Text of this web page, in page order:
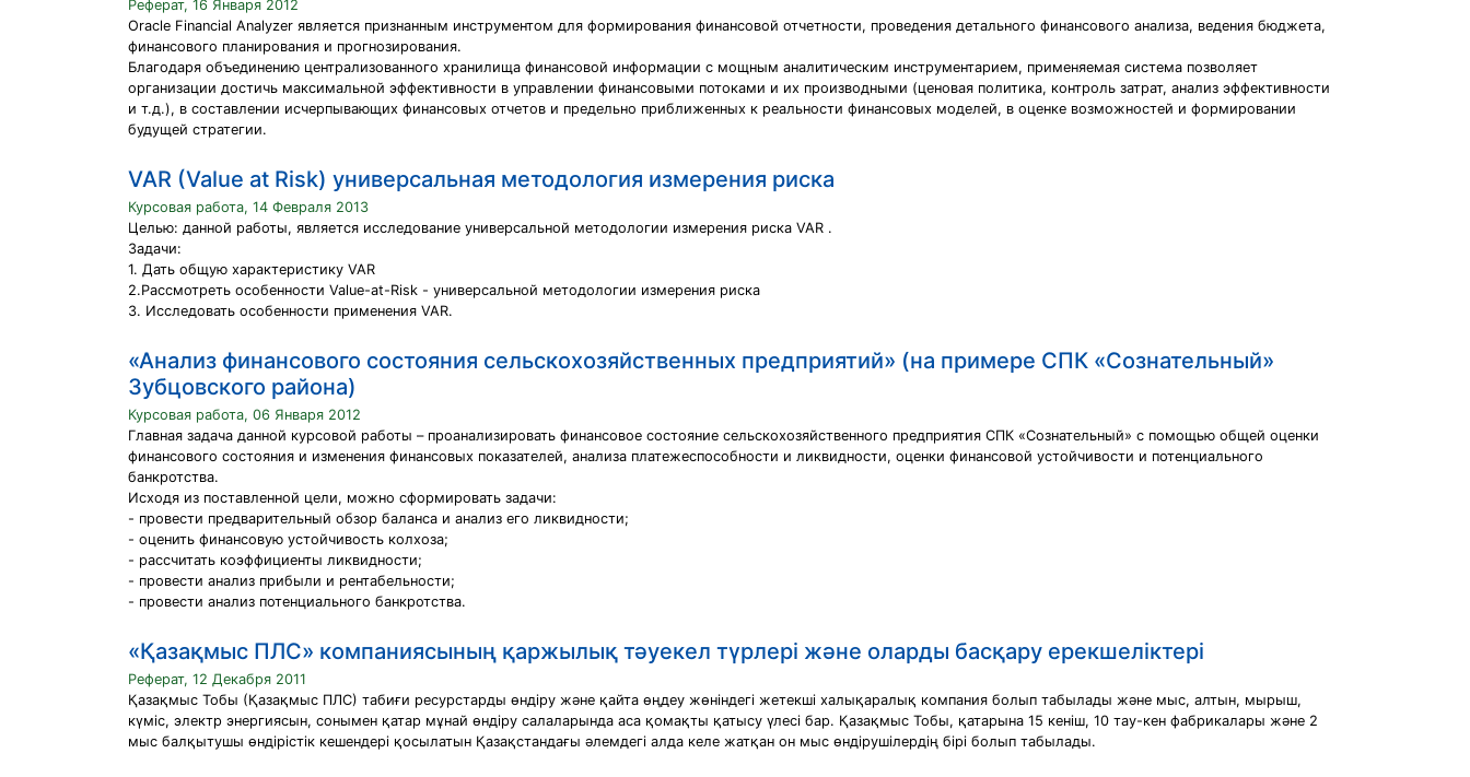
Реферат, 16 Января 2012
Oracle Financial Analyzer является признанным инструментом для формирования финансовой отчетности, проведения детального финансового анализа, ведения бюджета,
финансового планирования и прогнозирования.
Благодаря объединению централизованного хранилища финансовой информации с мощным аналитическим инструментарием, применяемая система позволяет
организации достичь максимальной эффективности в управлении финансовыми потоками и их производными (ценовая политика, контроль затрат, анализ эффективности
и т.д.), в составлении исчерпывающих финансовых отчетов и предельно приближенных к реальности финансовых моделей, в оценке возможностей и формировании
будущей стратегии.
VAR (Value at Risk) универсальная методология измерения риска
Курсовая работа, 14 Февраля 2013
Целью: данной работы, является исследование универсальной методологии измерения риска VAR .
Задачи:
1. Дать общую характеристику VAR
2.Рассмотреть особенности Value-at-Risk - универсальной методологии измерения риска
3. Исследовать особенности применения VAR.
«Анализ финансового состояния сельскохозяйственных предприятий» (на примере СПК «Сознательный»
Зубцовского района)
Курсовая работа, 06 Января 2012
Главная задача данной курсовой работы – проанализировать финансовое состояние сельскохозяйственного предприятия СПК «Сознательный» с помощью общей оценки
финансового состояния и изменения финансовых показателей, анализа платежеспособности и ликвидности, оценки финансовой устойчивости и потенциального
банкротства.
Исходя из поставленной цели, можно сформировать задачи:
- провести предварительный обзор баланса и анализ его ликвидности;
- оценить финансовую устойчивость колхоза;
- рассчитать коэффициенты ликвидности;
- провести анализ прибыли и рентабельности;
- провести анализ потенциального банкротства.
«Қазақмыс ПЛС» компаниясының қаржылық тәуекел түрлері және оларды басқару ерекшеліктері
Реферат, 12 Декабря 2011
Қазақмыс Тобы (Қазақмыс ПЛС) табиғи ресурстарды өндіру жəне қайта өңдеу жөніндегі жетекші халықаралық компания болып табылады жəне мыс, алтын, мырыш,
күміс, электр энергиясын, сонымен қатар мұнай өндіру салаларында аса қомақты қатысу үлесі бар. Қазақмыс Тобы, қатарына 15 кеніш, 10 тау-кен фабрикалары жəне 2
мыс балқытушы өндірістік кешендері қосылатын Қазақстандағы əлемдегі алда келе жатқан он мыс өндірушілердің бірі болып табылады.